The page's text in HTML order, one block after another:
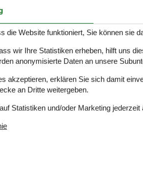
Gäste – und das aus gutem
Sandburgen bauen und Erwachsene
Küste findest du kleine Wege, die sich
auf die schöne Hejlsminde-Bucht
zum Beispiel einen Ausflug nach
durch die gemütlichen
liegt nur eine kurze Autofahrt
genießt du die perfekte Kombination aus
Südostjütlands.
die Website funktioniert, Sie können sie
wir Ihre Statistiken erheben, hilft uns
anonymisierte Daten an unsere
akzeptieren, erklären Sie sich damit
an Dritte weitergeben.
Statistiken und/oder Marketing jederzeit